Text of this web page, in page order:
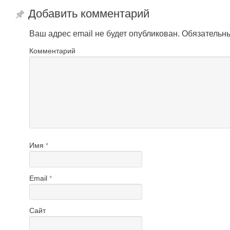
Добавить комментарий
Ваш адрес email не будет опубликован.
Комментарий
Имя *
Email *
Сайт